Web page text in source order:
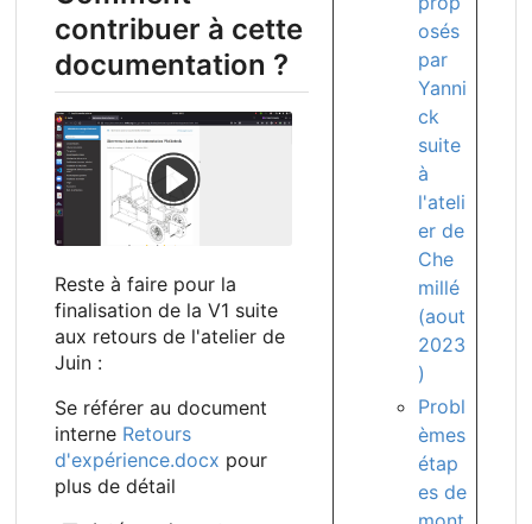
osés
par
Yanni
ck
suite
à
l'ateli
er de
Che
millé
(aout
2023
)
Probl
èmes
étap
es de
contribuer à cette
documentation ?
Reste à faire pour la
finalisation de la V1 suite
aux retours de l'atelier de
Juin :
Se référer au document
interne Retours
d'expérience.docx pour
plus de détail